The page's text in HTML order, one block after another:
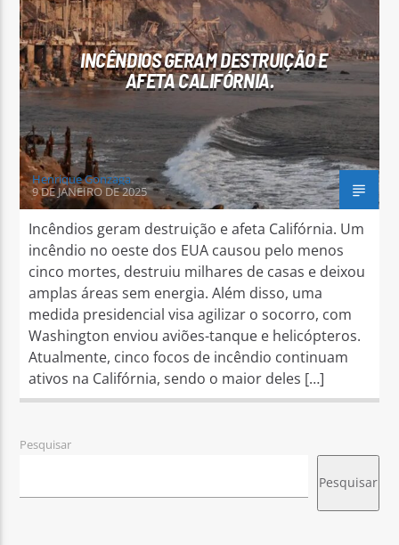
Arara Azul FM
INCÊNDIOS GERAM DESTRUIÇÃO E
AFETA CALIFÓRNIA.
Henrique Gonzaga
9 DE JANEIRO DE 2025
Incêndios geram destruição e afeta Califórnia. Um
incêndio no oeste dos EUA causou pelo menos
cinco mortes, destruiu milhares de casas e deixou
amplas áreas sem energia. Além disso, uma
medida presidencial visa agilizar o socorro, com
Washington enviou aviões-tanque e helicópteros.
Atualmente, cinco focos de incêndio continuam
ativos na Califórnia, sendo o maior deles […]
Pesquisar
Pesquisar